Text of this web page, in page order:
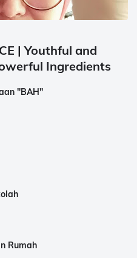
| Youthful and
Ingredients
"BAH"
Rumah